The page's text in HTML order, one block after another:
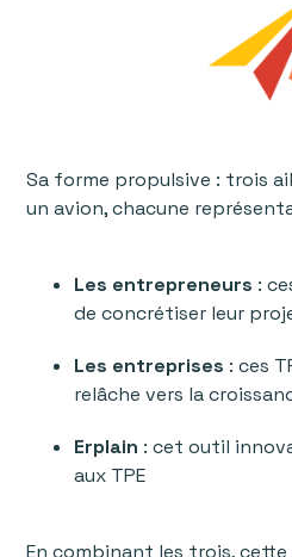
Sa forme propulsive : trois
un avion, chacune
Les entrepreneurs :
de concrétiser leur
Les entreprises : ces
relâche vers la
Erplain : cet outil
aux TPE
En combinant les trois,